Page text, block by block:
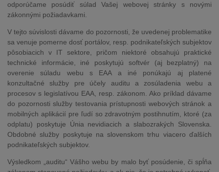
odporúčame posúdiť súlad Vašej webovej stránky s novými
zákonnými požiadavkami.
V tejto súvislosti dávame do pozornosti, že uvedenej problematike
sa venuje pomerne dosť portálov, resp. podnikateľských subjektov
pôsobiacich v IT sektore, pričom niektoré obsahujú praktické
technické informácie, iné poskytujú softvér (aj bezplatný) na
overenie súladu webu s EAA a iné ponúkajú aj platené
konzultačné služby pre účely auditu a zosúladenia webu a
procesov s legislatívou EAA, resp. zákonom. Ako príklad dávame
do pozornosti služby testovania prístupnosti webových stránok a
mobilných aplikácií pre ľudí so zdravotným postihnutím, ktoré (za
odplatu) poskytuje Únia nevidiacich a slabozrakých Slovenska.
Obdobné služby poskytuje na slovenskom trhu viacero ďalších
podnikateľských subjektov.
Výsledkom „auditu“ Vášho webu by malo byť posúdenie, či spĺňa